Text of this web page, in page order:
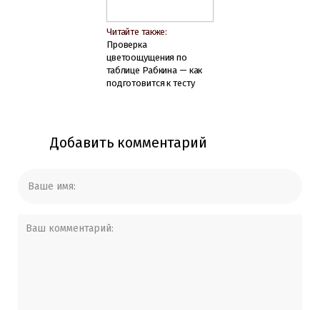
Читайте также:
Проверка
цветоощущения по
таблице Рабкина — как
подготовится к тесту
Добавить комментарий